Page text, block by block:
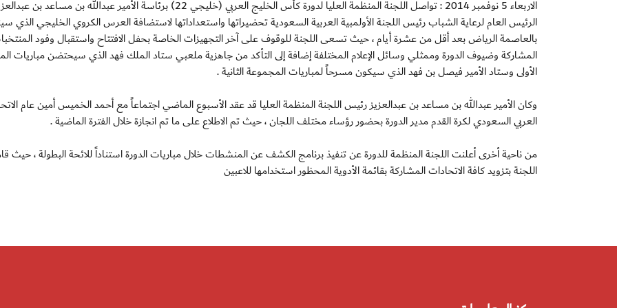
الاربعاء 5 نوفمبر 2014 : تواصل اللجنة المنظمة العليا لدورة كأس الخليج العربي (خليجي 22) برئاسة الأمير عبدالله بن مساعد بن
الرئيس العام لرعاية الشباب رئيس اللجنة الأولمبية العربية السعودية تحضيراتها واستعداداتها لاستضافة العرس الكروي الخليجي الذي
بالعاصمة الرياض بعد أقل من عشرة أيام ، حيث تسعى اللجنة للوقوف على آخر التجهيزات الخاصة بحفل الافتتاح واستقبال وفود
المشاركة وضيوف الدورة وممثلي وسائل الإعلام المختلفة إضافة إلى التأكد من جاهزية ملعبي ستاد الملك فهد الذي سيحتضن مباريات
الأولى وستاد الأمير فيصل بن فهد الذي سيكون مسرحاً لمباريات المجموعة الثانية .
وكان الأمير عبدالله بن مساعد بن عبدالعزيز رئيس اللجنة المنظمة العليا قد عقد الأسبوع الماضي اجتماعاً مع أحمد الخميس أمين عام
العربي السعودي لكرة القدم مدير الدورة بحضور رؤساء مختلف اللجان ، حيث تم الاطلاع على ما تم انجازة خلال الفترة الماضية .
من ناحية أخرى أعلنت اللجنة المنظمة للدورة عن تنفيذ برنامج الكشف عن المنشطات خلال مباريات الدورة استناداً للائحة البطولة ، حيث
اللجنة بتزويد كافة الاتحادات المشاركة بقائمة الأدوية المحظور استخدامها للاعبين